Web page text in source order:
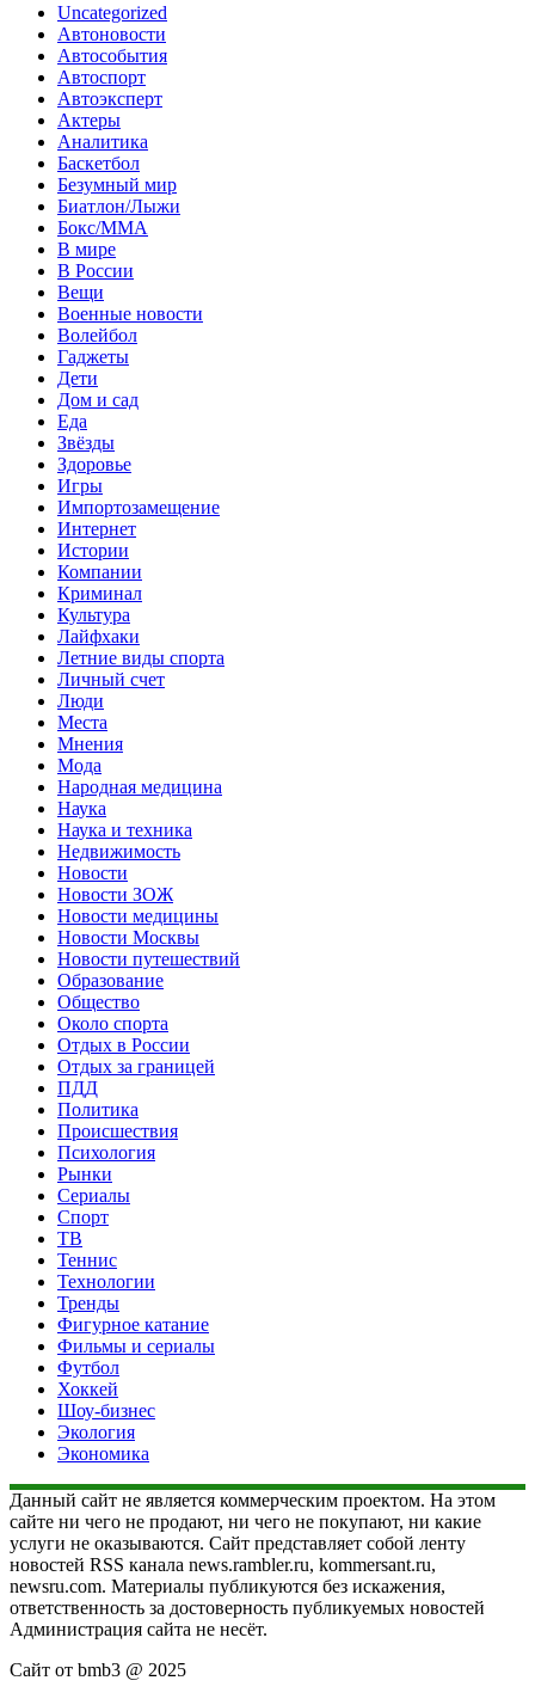
Uncategorized
Автоновости
Автособытия
Автоспорт
Автоэксперт
Актеры
Аналитика
Баскетбол
Безумный мир
Биатлон/Лыжи
Бокс/MMA
В мире
В России
Вещи
Военные новости
Волейбол
Гаджеты
Дети
Дом и сад
Еда
Звёзды
Здоровье
Игры
Импортозамещение
Интернет
Истории
Компании
Криминал
Культура
Лайфхаки
Летние виды спорта
Личный счет
Люди
Места
Мнения
Мода
Народная медицина
Наука
Наука и техника
Недвижимость
Новости
Новости ЗОЖ
Новости медицины
Новости Москвы
Новости путешествий
Образование
Общество
Около спорта
Отдых в России
Отдых за границей
ПДД
Политика
Происшествия
Психология
Рынки
Сериалы
Спорт
ТВ
Теннис
Технологии
Тренды
Фигурное катание
Фильмы и сериалы
Футбол
Хоккей
Шоу-бизнес
Экология
Экономика
Данный сайт не является коммерческим проектом. На этом
сайте ни чего не продают, ни чего не покупают, ни какие
услуги не оказываются. Сайт представляет собой ленту
новостей RSS канала news.rambler.ru, kommersant.ru,
newsru.com. Материалы публикуются без искажения,
ответственность за достоверность публикуемых новостей
Администрация сайта не несёт.
Сайт от bmb3 @ 2025